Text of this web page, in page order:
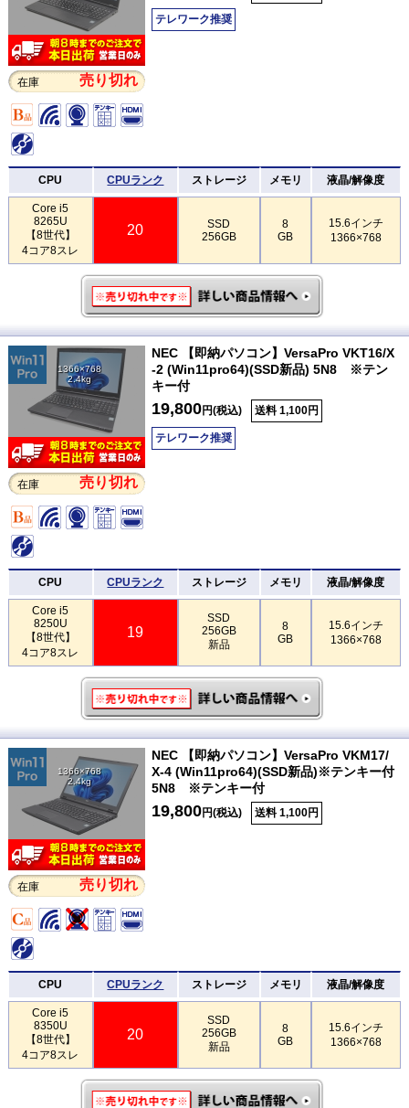
在庫 売り切れ
テレワーク推奨
CPU CPUランク ストレージ メモリ 液晶/解像度
Core i5
8265U
【8世代】
4コア8スレ
20
SSD
256GB
8
GB
15.6インチ
1366×768
1366×768
2.4kg
在庫 売り切れ
NEC 【即納パソコン】VersaPro VKT16/X
-2 (Win11pro64)(SSD新品) 5N8 ※テン
キー付
19,800円(税込) 送料 1,100円
テレワーク推奨
CPU CPUランク ストレージ メモリ 液晶/解像度
Core i5
8250U
【8世代】
4コア8スレ
19
SSD
256GB
新品
8
GB
15.6インチ
1366×768
1366×768
2.4kg
在庫 売り切れ
NEC 【即納パソコン】VersaPro VKM17/
X-4 (Win11pro64)(SSD新品)※テンキー付
5N8 ※テンキー付
19,800円(税込) 送料 1,100円
CPU CPUランク ストレージ メモリ 液晶/解像度
Core i5
8350U
【8世代】
4コア8スレ
20
SSD
256GB
新品
8
GB
15.6インチ
1366×768